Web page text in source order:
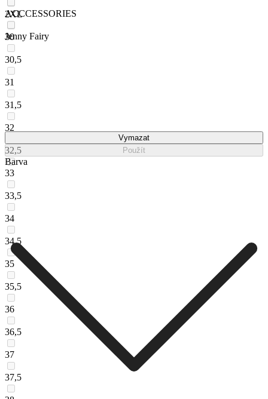
2XL
30
30,5
31
31,5
32
32,5
33
33,5
34
34,5
35
35,5
36
36,5
37
37,5
ACCCESSORIES
Jenny Fairy
Vymazat
Použít
Barva